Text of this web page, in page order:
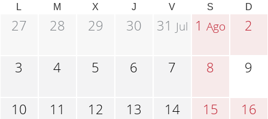
L M X J V S D
27 28 29 30 31 Jul 1Ago 2
3 4 5 6 7 8 9
10 11 12 13 14 15 16